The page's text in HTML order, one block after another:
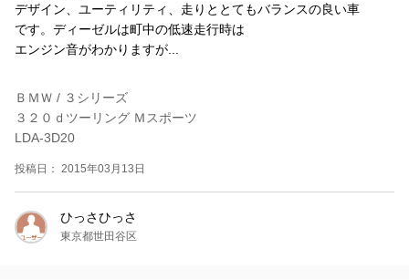
デザイン、ユーティリティ、走りととてもバランスの良い車
です。ディーゼルは町中の低速走行時は
エンジン音がわかりますが...
ＢＭＷ / ３シリーズ
３２０ｄツーリング Ｍスポーツ
LDA-3D20
投稿日： 2015年03月13日
ひっさひっさ
東京都世田谷区